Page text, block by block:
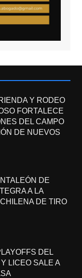
Y RODEO
FORTALECE
DEL CAMPO
DE NUEVOS
DE
A LA
DE TIRO
DEL
LICEO SALE A